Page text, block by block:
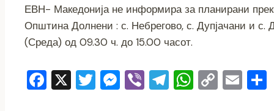
c
e
o
o
tt
er
ss
e
g
er
er e
gr
m
at
s
p
p
p
y
n
k
ai
l
ЕВН- Македонија не информира за планирани
Општина Долнени : с. Небрегово, с. Дупјачани и с.
(Среда) од 09.30 ч. до 15.00 часот.
F X T M Vi T W C E